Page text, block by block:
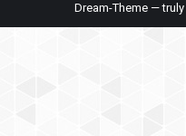
Dream-Theme — truly